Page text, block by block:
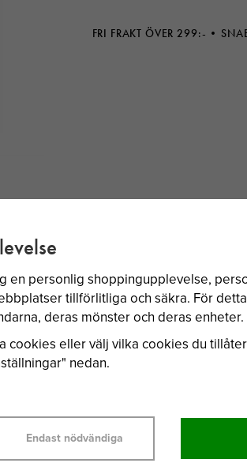
FRI FRAKT ÖVER 299:-
en personlig shoppingupplevelse,
tillförlitliga och säkra. För
deras mönster och deras enheter.
cookies eller välj vilka cookies du
nedan.
Endast nödvändiga